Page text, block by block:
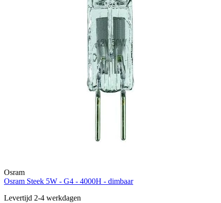
Osram
Osram Steek 5W - G4 - 4000H - dimbaar
Levertijd 2-4 werkdagen